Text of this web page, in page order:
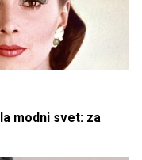
modni svet: za